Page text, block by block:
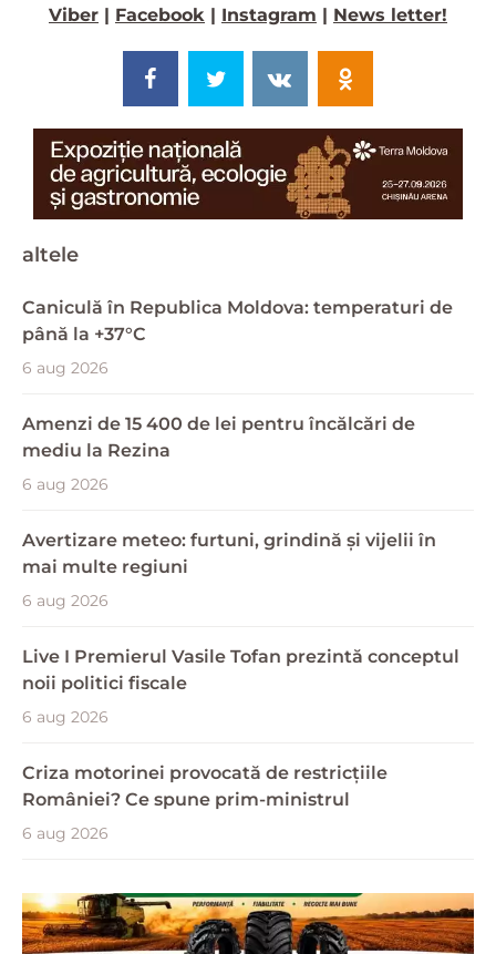
Viber | Facebook | Instagram | News letter!
altele
Caniculă în Republica Moldova: temperaturi de
până la +37°C
6 aug 2026
Amenzi de 15 400 de lei pentru încălcări de
mediu la Rezina
6 aug 2026
Avertizare meteo: furtuni, grindină și vijelii în
mai multe regiuni
6 aug 2026
Live I Premierul Vasile Tofan prezintă conceptul
noii politici fiscale
6 aug 2026
Criza motorinei provocată de restricțiile
României? Ce spune prim-ministrul
6 aug 2026